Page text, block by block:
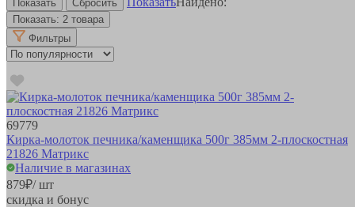
Показать: 2 товара
Фильтры
69779
Кирка-молоток печника/каменщика 500г 385мм 2-плоскостная
21826 Матрикс
Наличие в магазинах
879₽/ шт
скидка и бонус